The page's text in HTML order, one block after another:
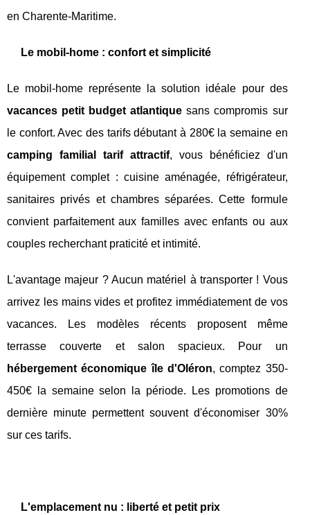
en Charente-Maritime.
Le mobil-home : confort et simplicité
Le mobil-home représente la solution idéale pour des
vacances petit budget atlantique sans compromis sur
le confort. Avec des tarifs débutant à 280€ la semaine en
camping familial tarif attractif, vous bénéficiez d'un
équipement complet : cuisine aménagée, réfrigérateur,
sanitaires privés et chambres séparées. Cette formule
convient parfaitement aux familles avec enfants ou aux
couples recherchant praticité et intimité.
L'avantage majeur ? Aucun matériel à transporter ! Vous
arrivez les mains vides et profitez immédiatement de vos
vacances. Les modèles récents proposent même
terrasse couverte et salon spacieux. Pour un
hébergement économique île d'Oléron, comptez 350-
450€ la semaine selon la période. Les promotions de
dernière minute permettent souvent d'économiser 30%
sur ces tarifs.
L'emplacement nu : liberté et petit prix